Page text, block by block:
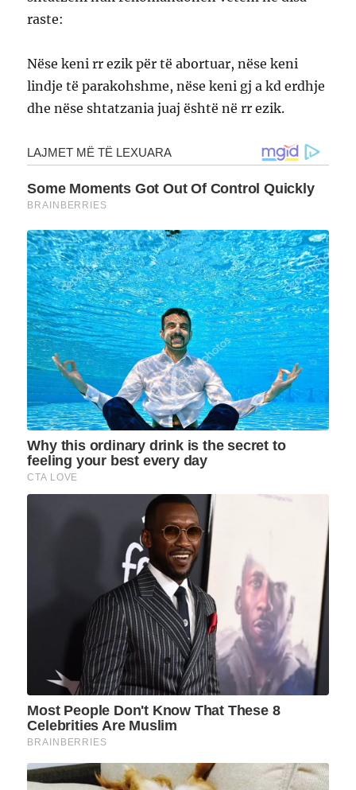
raste:
Nëse keni rr ezik për të abortuar, nëse keni
lindje të parakohshme, nëse keni gj a kd erdhje
dhe nëse shtatzania juaj është në rr ezik.